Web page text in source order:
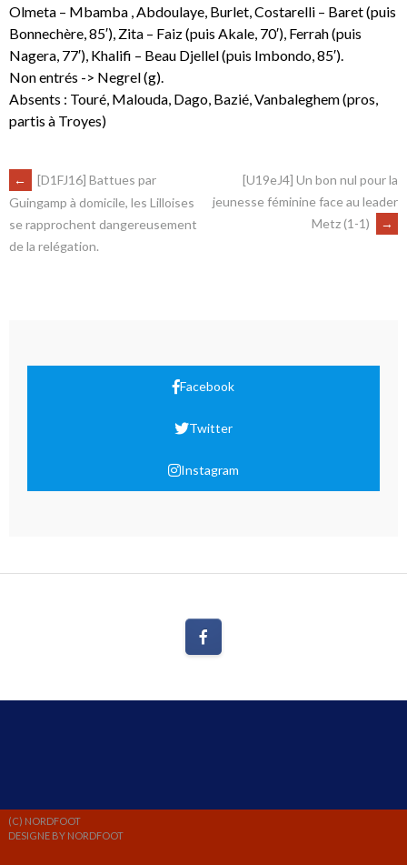
Olmeta – Mbamba , Abdoulaye, Burlet, Costarelli – Baret (puis
Bonnechère, 85′), Zita – Faiz (puis Akale, 70′), Ferrah (puis
Nagera, 77′), Khalifi – Beau Djellel (puis Imbondo, 85′).
Non entrés -> Negrel (g).
Absents : Touré, Malouda, Dago, Bazié, Vanbaleghem (pros,
partis à Troyes)
←
[D1FJ16] Battues par
Guingamp à domicile, les Lilloises
se rapprochent dangereusement
de la relégation.
[U19eJ4] Un bon nul pour la
jeunesse féminine face au leader
Metz (1-1)
→
Facebook
Twitter
Instagram
(C) NORDFOOT
DESIGNE BY NORDFOOT